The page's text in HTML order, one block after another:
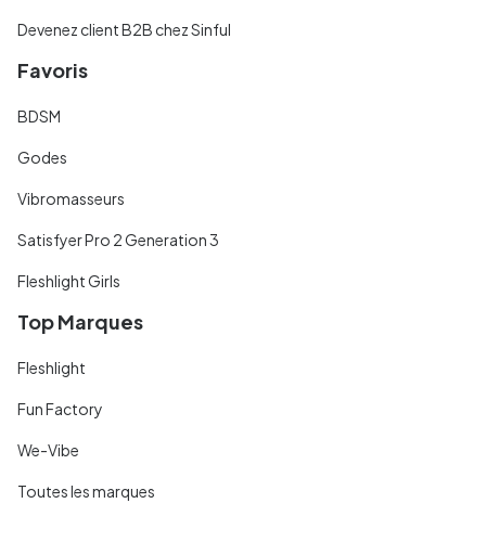
Devenez client B2B chez Sinful
Favoris
BDSM
Godes
Vibromasseurs
Satisfyer Pro 2 Generation 3
Fleshlight Girls
Top Marques
Fleshlight
Fun Factory
We-Vibe
Toutes les marques